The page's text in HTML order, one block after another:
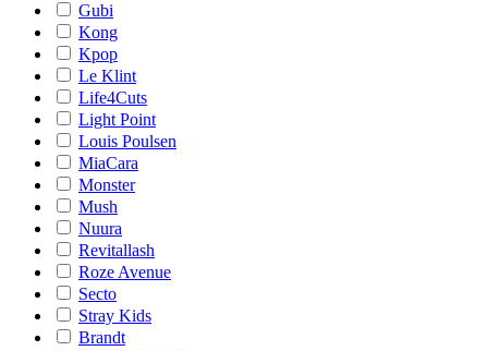
Gubi
Kong
Kpop
Le Klint
Life4Cuts
Light Point
Louis Poulsen
MiaCara
Monster
Mush
Nuura
Revitallash
Roze Avenue
Secto
Stray Kids
Brandt